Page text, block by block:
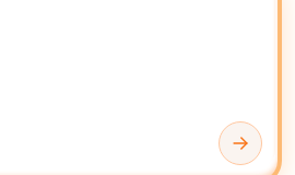
لمختلف تنسيقات الكتابة، بما في
حدد قابلية قراءة النص وطوله
ووضوحه واتساق التنسيق والتنوع المعجمي والدقة النحوية.